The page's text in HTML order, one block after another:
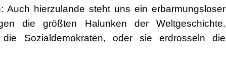
Auch hierzulande steht uns ein erbarmungsloser
die größten Halunken der Weltgeschichte.
Sozialdemokraten, oder sie erdrosseln die